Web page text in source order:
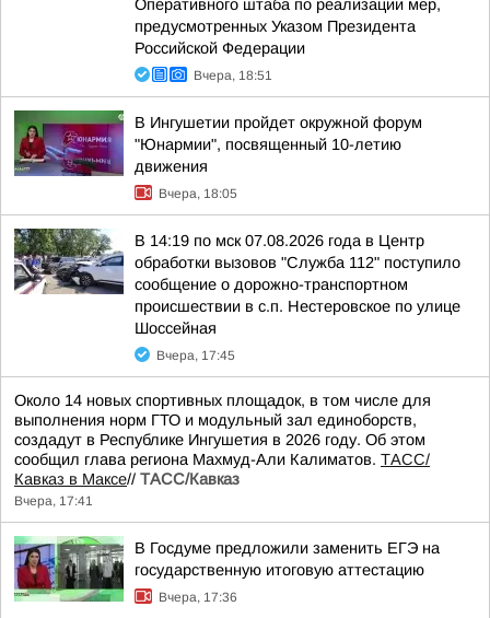
Оперативного штаба по реализации мер,
предусмотренных Указом Президента
Российской Федерации
Вчера, 18:51
В Ингушетии пройдет окружной форум
"Юнармии", посвященный 10-летию
движения
Вчера, 18:05
В 14:19 по мск 07.08.2026 года в Центр
обработки вызовов "Служба 112" поступило
сообщение о дорожно-транспортном
происшествии в с.п. Нестеровское по улице
Шоссейная
Вчера, 17:45
Около 14 новых спортивных площадок, в том числе для
выполнения норм ГТО и модульный зал единоборств,
создадут в Республике Ингушетия в 2026 году. Об этом
сообщил глава региона Махмуд-Али Калиматов. ТАСС/
Кавказ в Максе// ТАСС/Кавказ
Вчера, 17:41
В Госдуме предложили заменить ЕГЭ на
государственную итоговую аттестацию
Вчера, 17:36